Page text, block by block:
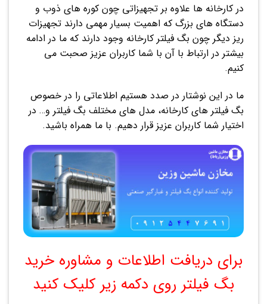
در کارخانه ها علاوه بر تجهیزاتی چون کوره های ذوب و
دستگاه های بزرگ که اهمیت بسیار مهمی دارند تجهیزات
ریز دیگر چون بگ فیلتر کارخانه وجود دارند که ما در ادامه
بیشتر در ارتباط با آن با شما کاربران عزیز صحبت می
کنیم.
ما در این نوشتار در صدد هستیم اطلاعاتی را در خصوص
بگ فیلتر های کارخانه، مدل های مختلف بگ فیلتر و… در
اختیار شما کاربران عزیز قرار دهیم. با ما همراه باشید.
برای دریافت اطلاعات و مشاوره خرید
بگ فیلتر روی دکمه زیر کلیک کنید